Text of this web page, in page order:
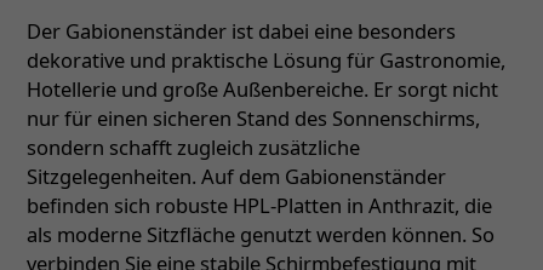
Der Gabionenständer ist dabei eine besonders
dekorative und praktische Lösung für Gastronomie,
Hotellerie und große Außenbereiche. Er sorgt nicht
nur für einen sicheren Stand des Sonnenschirms,
sondern schafft zugleich zusätzliche
Sitzgelegenheiten. Auf dem Gabionenständer
befinden sich robuste HPL-Platten in Anthrazit, die
als moderne Sitzfläche genutzt werden können. So
verbinden Sie eine stabile Schirmbefestigung mit